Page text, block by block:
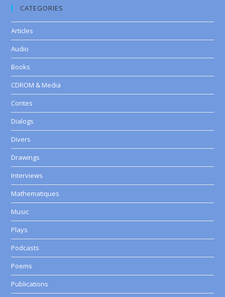
CATEGORIES
Articles
Audio
Books
CDROM & Media
Contes
Dialogs
Divers
Drawings
Interviews
Mathematiques
Music
Plays
Podcasts
Poems
Publications